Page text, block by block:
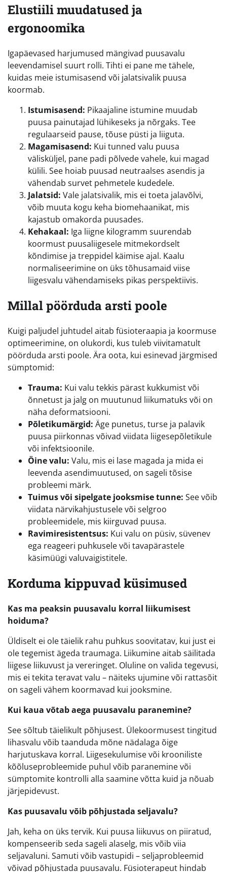
Elustiili muudatused ja
ergonoomika
Igapäevased harjumused mängivad puusavalu
leevendamisel suurt rolli. Tihti ei pane me tähele,
kuidas meie istumisasend või jalatsivalik puusa
koormab.
Istumisasend: Pikaajaline istumine muudab
puusa painutajad lühikeseks ja nõrgaks. Tee
regulaarseid pause, tõuse püsti ja liiguta.
Magamisasend: Kui tunned valu puusa
välisküljel, pane padi põlvede vahele, kui magad
külili. See hoiab puusad neutraalses asendis ja
vähendab survet pehmetele kudedele.
Jalatsid: Vale jalatsivalik, mis ei toeta jalavõlvi,
võib muuta kogu keha biomehaanikat, mis
kajastub omakorda puusades.
Kehakaal: Iga liigne kilogramm suurendab
koormust puusaliigesele mitmekordselt
kõndimise ja treppidel käimise ajal. Kaalu
normaliseerimine on üks tõhusamaid viise
liigesvalu vähendamiseks pikas perspektiivis.
Millal pöörduda arsti poole
Kuigi paljudel juhtudel aitab füsioteraapia ja koormuse
optimeerimine, on olukordi, kus tuleb viivitamatult
pöörduda arsti poole. Ära oota, kui esinevad järgmised
sümptomid:
Trauma: Kui valu tekkis pärast kukkumist või
õnnetust ja jalg on muutunud liikumatuks või on
näha deformatsiooni.
Põletikumärgid: Äge punetus, turse ja palavik
puusa piirkonnas võivad viidata liigesepõletikule
või infektsioonile.
Öine valu: Valu, mis ei lase magada ja mida ei
leevenda asendimuutused, on sageli tõsise
probleemi märk.
Tuimus või sipelgate jooksmise tunne: See võib
viidata närvikahjustusele või selgroo
probleemidele, mis kiirguvad puusa.
Ravimiresistentsus: Kui valu on püsiv, süvenev
ega reageeri puhkusele või tavapärastele
käsimüügi valuvaigistitele.
Korduma kippuvad küsimused
Kas ma peaksin puusavalu korral liikumisest
hoiduma?
Üldiselt ei ole täielik rahu puhkus soovitatav, kui just ei
ole tegemist ägeda traumaga. Liikumine aitab säilitada
liigese liikuvust ja vereringet. Oluline on valida tegevusi,
mis ei tekita teravat valu – näiteks ujumine või rattasõit
on sageli vähem koormavad kui jooksmine.
Kui kaua võtab aega puusavalu paranemine?
See sõltub täielikult põhjusest. Ülekoormusest tingitud
lihasvalu võib taanduda mõne nädalaga õige
harjutuskava korral. Liigesekulumise või krooniliste
kõõluseprobleemide puhul võib paranemine või
sümptomite kontrolli alla saamine võtta kuid ja nõuab
järjepidevust.
Kas puusavalu võib põhjustada seljavalu?
Jah, keha on üks tervik. Kui puusa liikuvus on piiratud,
kompenseerib seda sageli alaselg, mis võib viia
seljavaluni. Samuti võib vastupidi – seljaprobleemid
võivad põhjustada puusavalu. Füsioterapeut hindab